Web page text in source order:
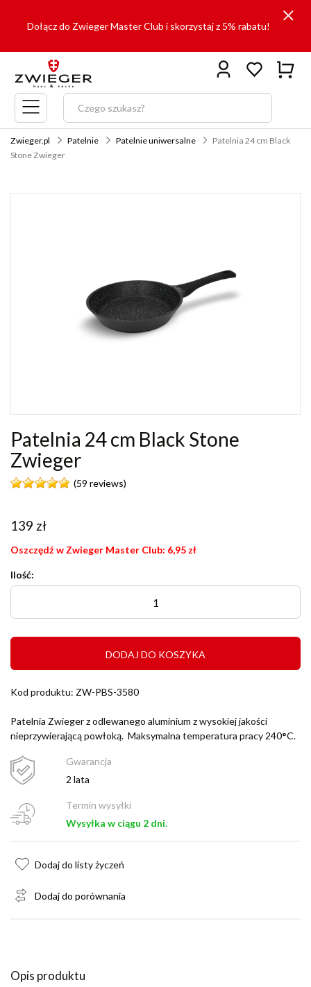
Dołącz do Zwieger Master Club i skorzystaj z 5% rabatu!
Menu
główne
Zwieger.pl Patelnie Patelnie uniwersalne
Patelnia 24 cm Black
Stone Zwieger
Patelnia 24 cm Black Stone
Zwieger
(59 reviews)
139 zł
Oszczędź w Zwieger Master Club: 6,95 zł
Ilość:
DODAJ DO KOSZYKA
Kod produktu: ZW-PBS-3580
Patelnia Zwieger z odlewanego aluminium z wysokiej jakości
nieprzywierającą powłoką. Maksymalna temperatura pracy 240°C.
Gwarancja
2 lata
Termin wysyłki
Wysyłka w ciągu 2 dni.
Dodaj do listy życzeń
Dodaj do porównania
Opis produktu